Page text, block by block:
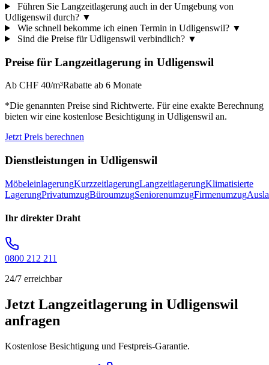
Führen Sie Langzeitlagerung auch in der Umgebung von
Udligenswil durch? ▼
Wie schnell bekomme ich einen Termin in Udligenswil? ▼
Sind die Preise für Udligenswil verbindlich? ▼
Preise für Langzeitlagerung in Udligenswil
Ab CHF 40/m³Rabatte ab 6 Monate
*Die genannten Preise sind Richtwerte. Für eine exakte Berechnung
bieten wir eine kostenlose Besichtigung in Udligenswil an.
Jetzt Preis berechnen
Dienstleistungen in Udligenswil
MöbeleinlagerungKurzzeitlagerungLangzeitlagerungKlimatisierte
LagerungPrivatumzugBüroumzugSeniorenumzugFirmenumzug
Ihr direkter Draht
0800 212 211
24/7 erreichbar
Jetzt Langzeitlagerung in Udligenswil
anfragen
Kostenlose Besichtigung und Festpreis-Garantie.